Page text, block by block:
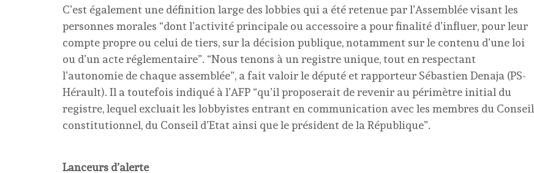
C’est également une définition large des lobbies qui a été retenue par l’Assemblée visant les
personnes morales “dont l’activité principale ou accessoire a pour finalité d’influer, pour leur
compte propre ou celui de tiers, sur la décision publique, notamment sur le contenu d’une loi
ou d’un acte réglementaire”. “Nous tenons à un registre unique, tout en respectant
l’autonomie de chaque assemblée”, a fait valoir le député et rapporteur Sébastien Denaja (PS-
Hérault). Il a toutefois indiqué à l’AFP “qu’il proposerait de revenir au périmètre initial du
registre, lequel excluait les lobbyistes entrant en communication avec les membres du Conseil
constitutionnel, du Conseil d’Etat ainsi que le président de la République”.
Lanceurs d’alerte